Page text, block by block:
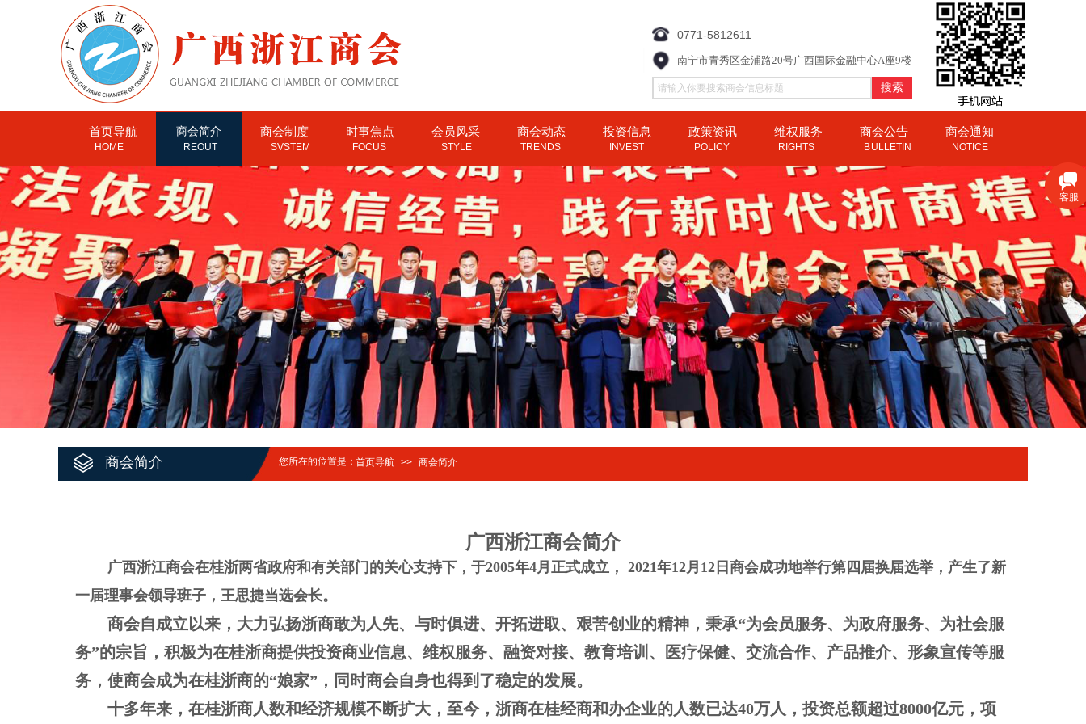
搜索
0771-5812611
南宁市青秀区金浦路20号广西国际金融中心A座9楼
首页导航 商会简介 商会制度 时事焦点 会员风采 商会动态 投资信息 政策资讯 维权服务 商会公告 商会通知
HOME REOUT SVSTEM FOCUS STYLE TRENDS INVEST POLICY RIGHTS BULLETIN NOTICE
商会简介 您所在的位置是：首页导航 >> 商会简介
广西浙江商会简介
广西浙江商会在桂浙两省政府和有关部门的关心支持下，于2005年4月正式成立， 2021年12月12日商会成功地举行第四届换届选举，产生了新
一届理事会领导班子，王思捷当选会长。
商会自成立以来，大力弘扬浙商敢为人先、与时俱进、开拓进取、艰苦创业的精神，秉承“为会员服务、为政府服务、为社会服
务”的宗旨，积极为在桂浙商提供投资商业信息、维权服务、融资对接、教育培训、医疗保健、交流合作、产品推介、形象宣传等服
务，使商会成为在桂浙商的“娘家”，同时商会自身也得到了稳定的发展。
十多年来，在桂浙商人数和经济规模不断扩大，至今，浙商在桂经商和办企业的人数已达40万人，投资总额超过8000亿元，项
客服